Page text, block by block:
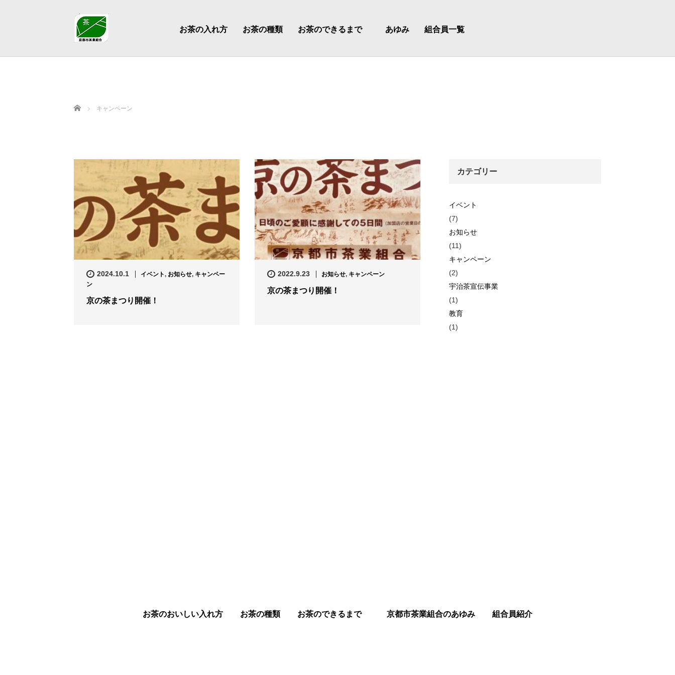
お茶の入れ方 お茶の種類 お茶のできるまで あゆみ 組合員一覧
ホーム キャンペーン
2024.10.1 イベント, お知らせ, キャンペー
ン
京の茶まつり開催！
2022.9.23 お知らせ, キャンペーン
京の茶まつり開催！
カテゴリー
イベント
(7)
お知らせ
(11)
キャンペーン
(2)
宇治茶宣伝事業
(1)
教育
(1)
お茶のおいしい入れ方 お茶の種類 お茶のできるまで 京都市茶業組合のあゆみ 組合員紹介